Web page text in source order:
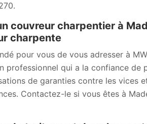
couvreur charpentier à
charpente
pour vous de vous adresser à
professionnel qui a la confiance de
de garanties contre les vices
Contactez-le si vous êtes à